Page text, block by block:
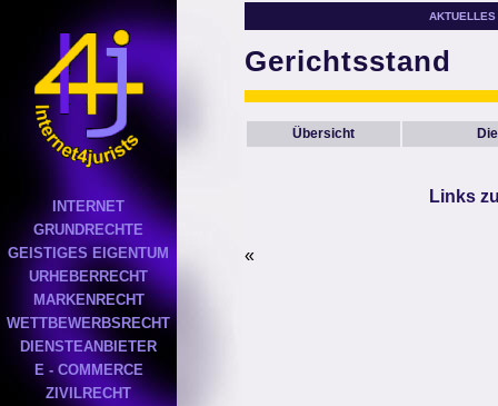
INTERNET
GRUNDRECHTE
GEISTIGES EIGENTUM
URHEBERRECHT
MARKENRECHT
WETTBEWERBSRECHT
DIENSTEANBIETER
E - COMMERCE
ZIVILRECHT
AKTUELLES
Gerichtsstand
Übersicht
Links
«